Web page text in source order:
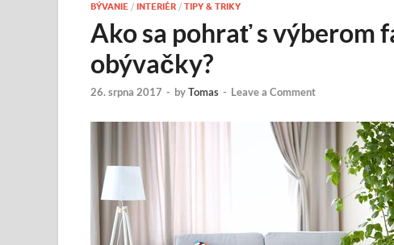
BÝVANIE / INTERIÉR / TIPY & TRIKY
Ako sa pohrať s výberom
obývačky?
26. srpna 2017 - byTomas - Leave a Comment